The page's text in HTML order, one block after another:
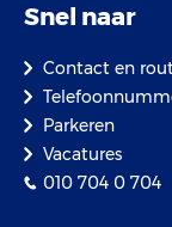
Snel naar
Contact en
Parkeren
Vacatures
010 704 0 704